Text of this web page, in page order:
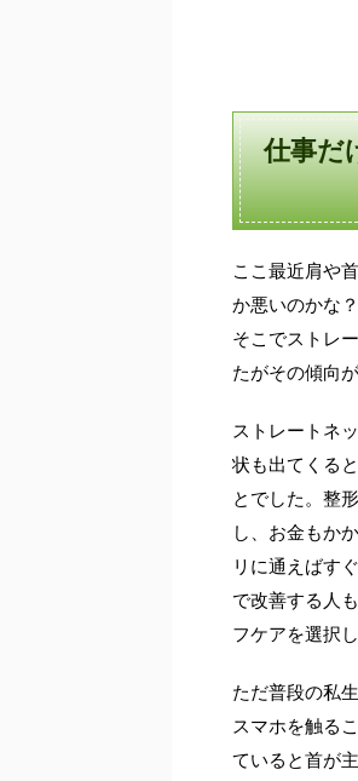
仕事だ
ここ最近肩や
か悪いのかな
そこでストレ
たがその傾向
ストレートネ
状も出てくる
とでした。整
し、お金もか
リに通えばす
で改善する人
フケアを選択し
ただ普段の私
スマホを触る
ていると首が